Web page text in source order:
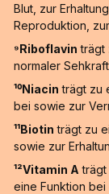
Blut, zur
Reproduktion,
⁹Riboflavin trägt
normaler
¹⁰Niacin trägt zu
bei sowie zur
¹¹Biotin trägt zu
sowie zur
¹²Vitamin A trägt
eine Funktion